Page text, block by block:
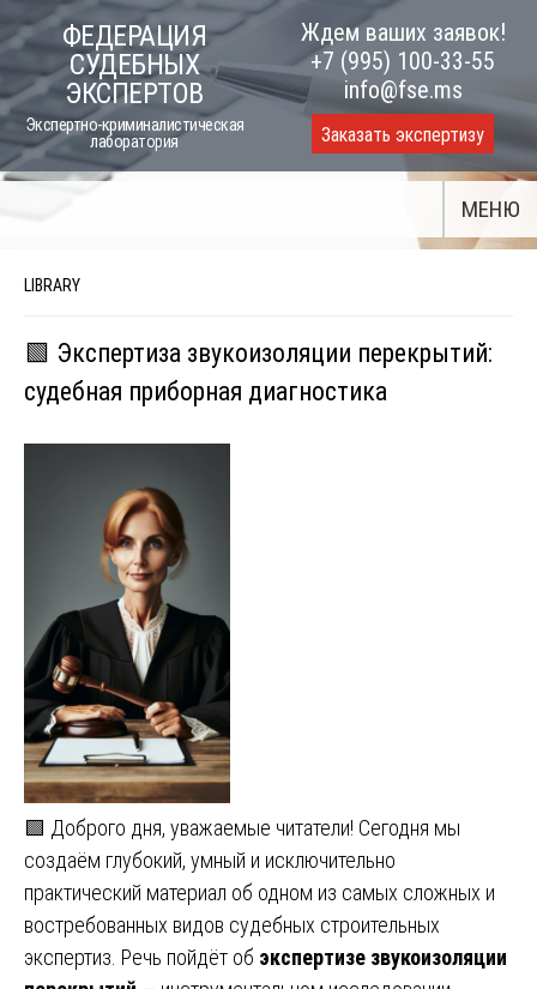
to
content
ФЕДЕРАЦИЯ
СУДЕБНЫХ
ЭКСПЕРТОВ
Экспертно-криминалистическая
лаборатория
Ждем ваших заявок!
+7 (995) 100-33-55
info@fse.ms
Заказать экспертизу
МЕНЮ
LIBRARY
🟩 Экспертиза звукоизоляции перекрытий:
судебная приборная диагностика
🟩 Доброго дня, уважаемые читатели! Сегодня мы
создаём глубокий, умный и исключительно
практический материал об одном из самых сложных и
востребованных видов судебных строительных
экспертиз. Речь пойдёт об экспертизе звукоизоляции